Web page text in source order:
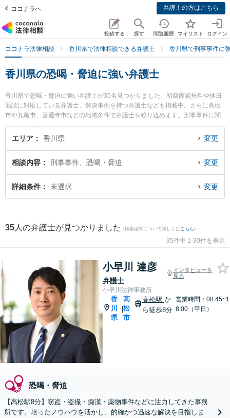
ココナラへ 弁護士の方はこちら
投稿する 探す 閲覧履歴 マイリスト ログイン
ココナラ法律相談 香川県で法律相談できる弁護士 香川県で刑事事件に
香川県の恐喝・脅迫に強い弁護士
香川県で恐喝・脅迫に強い弁護士が35名見つかりました。初回面談無料や休日
面談に対応している弁護士、解決事例を持つ弁護士なども掲載中。さらに高松
市や丸亀市、善通寺市などの地域条件で弁護士を絞り込めます。刑事事件に関
係する加害者側や少年犯罪、再犯・前科あり等の細かな分野での絞り込み検索
もでき便利です。特に小早川法律事務所の小早川 達彦弁護士や東京スタートア
れています。『香川県で土日や夜間に発生した恐喝・脅迫のトラブルを今すぐ
に弁護士に相談したい』『恐喝・脅迫のトラブル解決の実績豊富な近くの弁護
士を検索したい』『初回相談無料で恐喝・脅迫を法律相談できる香川県内の弁
エリア 香川県 変更
相談内容 刑事事件、恐喝・脅迫 変更
詳細条件 未選択 変更
35 人の弁護士が見つかりました (検索結果について詳しくは こちら)
35件中 1-30件を表示
小早川 達彦
弁護士
インタビューを
見る
小早川法律事務所
香
川
県
|
高
松
市
高松駅 か
ら徒歩8分
営業時間：08:45~1
8:00（平日）
恐喝・脅迫
【高松駅8分】窃盗・盗撮・痴漢・薬物事件などに注力してきた事務
所です。培ったノウハウを活かし、的確かつ迅速な解決を目指しま